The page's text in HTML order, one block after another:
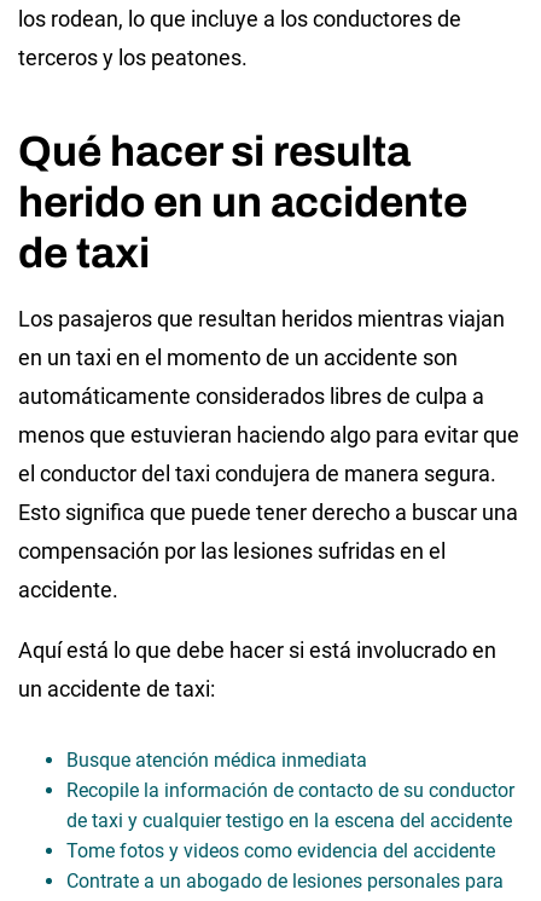
los rodean, lo que incluye a los conductores de
terceros y los peatones.
Qué hacer si resulta
herido en un accidente
de taxi
Los pasajeros que resultan heridos mientras viajan
en un taxi en el momento de un accidente son
automáticamente considerados libres de culpa a
menos que estuvieran haciendo algo para evitar que
el conductor del taxi condujera de manera segura.
Esto significa que puede tener derecho a buscar una
compensación por las lesiones sufridas en el
accidente.
Aquí está lo que debe hacer si está involucrado en
un accidente de taxi:
Busque atención médica inmediata
Recopile la información de contacto de su conductor
de taxi y cualquier testigo en la escena del accidente
Tome fotos y videos como evidencia del accidente
Contrate a un abogado de lesiones personales para